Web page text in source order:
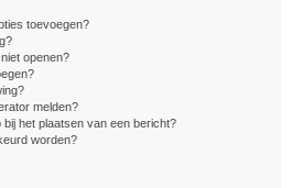
toevoegen?
openen?
melden?
het plaatsen van een bericht?
worden?